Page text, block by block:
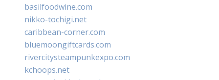
basilfoodwine.com
nikko-tochigi.net
caribbean-corner.com
bluemoongiftcards.com
rivercitysteampunkexpo.com
kchoops.net